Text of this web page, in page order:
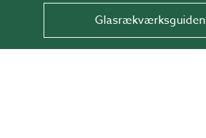
Glasrækværksguiden